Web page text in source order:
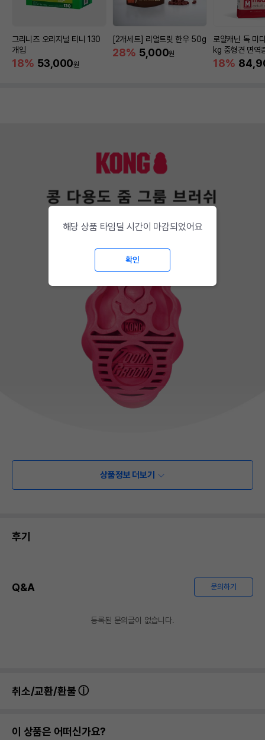
그리니즈 오리지널 티니 130
개입
18% 53,000원
[2개세트] 리얼트릿 한우 50g
28% 5,000원
로얄캐닌 독 미
kg 중형견 면역
18%
상품정보 더보기
후기
Q&A 문의하기
등록된 문의글이 없습니다.
취소/교환/환불
이 상품은 어떠신가요?
해당 상품 타임딜 시간이 마감되었어요
확인